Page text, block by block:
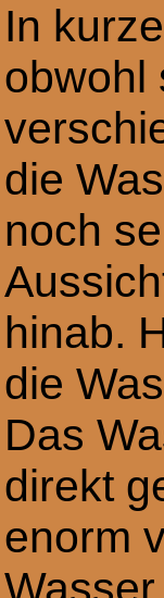
In
obwohl
die
noch
hinab.
die
Das
direkt
enorm